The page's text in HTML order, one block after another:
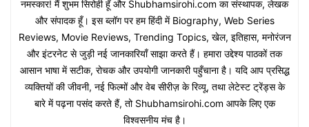
नमस्कार! मैं शुभम सिरोही हूँ और Shubhamsirohi.com का संस्थापक, लेखक
और संपादक हूँ। इस ब्लॉग पर हम हिंदी में Biography, Web Series
Reviews, Movie Reviews, Trending Topics, खेल, इतिहास, मनोरंजन
और इंटरनेट से जुड़ी नई जानकारियाँ साझा करते हैं। हमारा उद्देश्य पाठकों तक
आसान भाषा में सटीक, रोचक और उपयोगी जानकारी पहुँचाना है। यदि आप प्रसिद्ध
व्यक्तियों की जीवनी, नई फिल्मों और वेब सीरीज़ के रिव्यू, तथा लेटेस्ट ट्रेंड्स के
बारे में पढ़ना पसंद करते हैं, तो Shubhamsirohi.com आपके लिए एक
विश्वसनीय मंच है।